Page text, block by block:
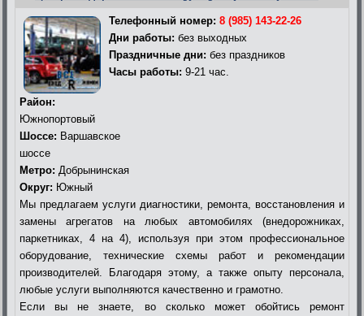
Телефонный номер: 8 (985) 143-22-26
Дни работы: без выходных
Праздничные дни: без праздников
Часы работы: 9-21 час.
Район:
Южнопортовый
Шоссе: Варшавское
шоссе
Метро: Добрынинская
Округ: Южный
Мы предлагаем услуги диагностики, ремонта, восстановления и
замены агрегатов на любых автомобилях (внедорожниках,
паркетниках, 4 на 4), используя при этом профессиональное
оборудование, технические схемы работ и рекомендации
производителей. Благодаря этому, а также опыту персонала,
любые услуги выполняются качественно и грамотно.
Если вы не знаете, во сколько может обойтись ремонт